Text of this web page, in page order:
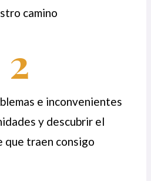
camino
2
e inconvenientes
y descubrir el
que traen consigo